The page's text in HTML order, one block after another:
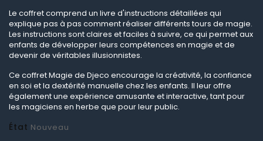
Le coffret comprend un livre d'instructions détaillées qui
explique pas à pas comment réaliser différents tours de magie.
Les instructions sont claires et faciles à suivre, ce qui permet aux
enfants de développer leurs compétences en magie et de
devenir de véritables illusionnistes.
Ce coffret Magie de Djeco encourage la créativité, la confiance
en soi et la dextérité manuelle chez les enfants. Il leur offre
également une expérience amusante et interactive, tant pour
les magiciens en herbe que pour leur public.
État Nouveau